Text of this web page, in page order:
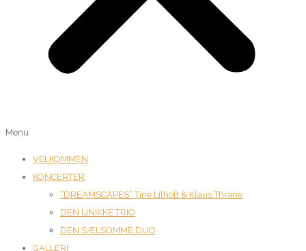
Menu
VELKOMMEN
KONCERTER
“DREAMSCAPES” Tine Lilholt & Klaus Thrane
DEN UNIKKE TRIO
DEN SÆLSOMME DUO
GALLERI